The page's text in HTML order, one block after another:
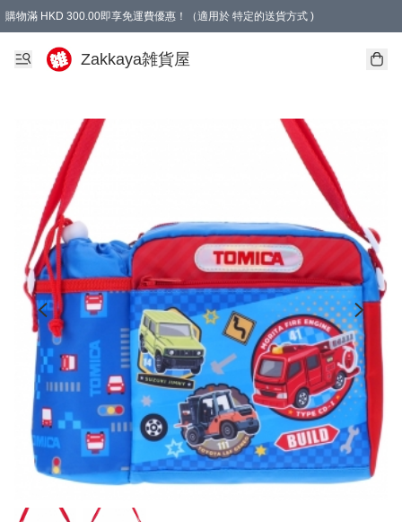
購物滿 HKD 300.00即享免運費優惠！（適用於 特定的送貨方式 )
Zakkaya雑貨屋